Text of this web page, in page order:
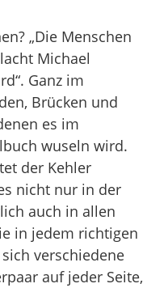
„Die Menschen
Michael
Ganz im
Brücken und
es im
wuseln wird.
der Kehler
nicht nur in der
auch in allen
in jedem richtigen
verschiedene
auf jeder Seite,